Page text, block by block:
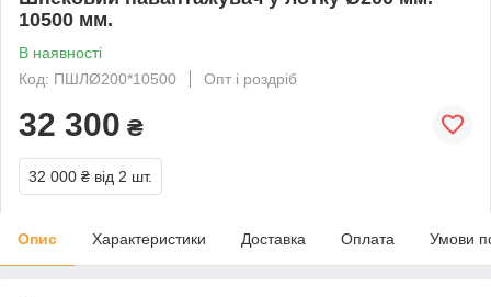
10500 мм.
В наявності
Код: ПШЛØ200*10500
Опт і роздріб
32 300 ₴
32 000 ₴ від 2 шт.
Опис Характеристики Доставка Оплата Умови